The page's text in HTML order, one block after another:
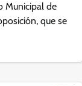
Municipal de
que se